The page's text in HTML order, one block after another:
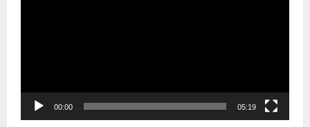
t
r
00:00 05:19